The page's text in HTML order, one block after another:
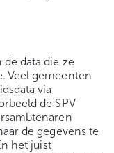
data die ze
Veel gemeenten
via
de SPV
de gegevens te
het juist